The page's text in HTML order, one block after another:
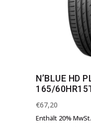
N’BLUE HD
165/
€67,20
Enthält 20% MwSt.